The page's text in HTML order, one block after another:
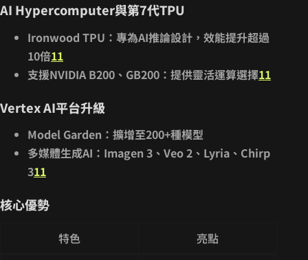
AI Hypercomputer與第7代TPU
Ironwood TPU ：專為AI推論設計，效能提升超過
10倍11
支援NVIDIA B200、GB200 ：提供靈活運算選擇11
Vertex AI平台升級
Model Garden ：擴增至200+種模型
多媒體生成AI ：Imagen 3、Veo 2、Lyria、Chirp
311
核心優勢
特色 亮點